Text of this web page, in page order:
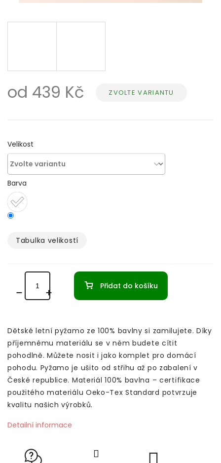
od 439 Kč Měrná
ZVOLTE VARIANTU
Velikost
Barva
Tabulka velikostí­
Přidat do košíku
Dětské letní pyžamo ze 100% bavlny si zamilujete. Díky
příjemnému materiálu se v něm budete cítit
pohodlně. Můžete nosit i jako komplet pro domácí
pohodu. Pyžamo je ušito od střihu až po zabalení v
České republice. Materiál 100% bavlna – certifikace
použitého materiálu Oeko-Tex Standard potvrzuje
kvalitu našich výrobků.
Detailní informace